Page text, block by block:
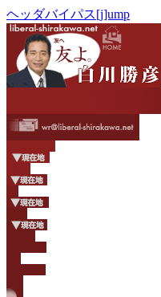
ヘッダバイパス[j]ump